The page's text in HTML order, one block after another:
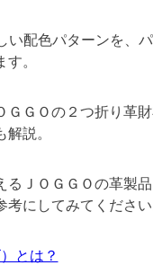
い配色パターンを、
。
ＧＧＯの２つ折り革
説。
るＪＯＧＧＯの革製
にしてみてください
とは？